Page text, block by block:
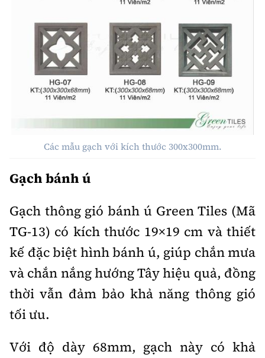
Các mẫu gạch với kích thước 300x300mm.
Gạch bánh ú
Gạch thông gió bánh ú Green Tiles (Mã
TG-13) có kích thước 19×19 cm và thiết
kế đặc biệt hình bánh ú, giúp chắn mưa
và chắn nắng hướng Tây hiệu quả, đồng
thời vẫn đảm bảo khả năng thông gió
tối ưu.
Với độ dày 68mm, gạch này có khả